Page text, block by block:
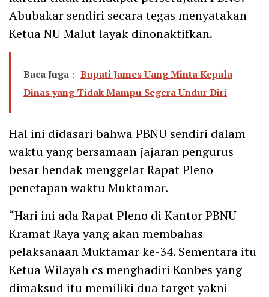
Abubakar sendiri secara tegas menyatakan
Ketua NU Malut layak dinonaktifkan.
Baca Juga : Bupati James Uang Minta Kepala
Dinas yang Tidak Mampu Segera Undur Diri
Hal ini didasari bahwa PBNU sendiri dalam
waktu yang bersamaan jajaran pengurus
besar hendak menggelar Rapat Pleno
penetapan waktu Muktamar.
“Hari ini ada Rapat Pleno di Kantor PBNU
Kramat Raya yang akan membahas
pelaksanaan Muktamar ke-34. Sementara itu
Ketua Wilayah cs menghadiri Konbes yang
dimaksud itu memiliki dua target yakni